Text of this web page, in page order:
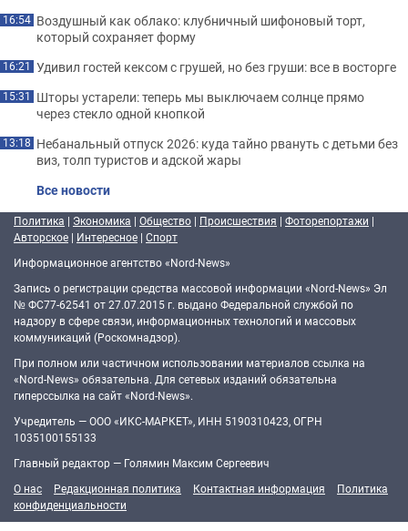
16:54 Воздушный как облако: клубничный шифоновый торт,
который сохраняет форму
16:21 Удивил гостей кексом с грушей, но без груши: все в восторге
15:31 Шторы устарели: теперь мы выключаем солнце прямо
через стекло одной кнопкой
13:18 Небанальный отпуск 2026: куда тайно рвануть с детьми без
виз, толп туристов и адской жары
Все новости
Политика | Экономика | Общество | Происшествия | Фоторепортажи |
Авторское | Интересное | Спорт
Информационное агентство «Nord-News»
Запись о регистрации средства массовой информации «Nord-News» Эл
№ ФС77-62541 от 27.07.2015 г. выдано Федеральной службой по
надзору в сфере связи, информационных технологий и массовых
коммуникаций (Роскомнадзор).
При полном или частичном использовании материалов ссылка на
«Nord-News» обязательна. Для сетевых изданий обязательна
гиперссылка на сайт «Nord-News».
Учредитель — ООО «ИКС-МАРКЕТ», ИНН 5190310423, ОГРН
1035100155133
Главный редактор — Голямин Максим Сергеевич
О нас
Редакционная политика Контактная информация
Политика
конфиденциальности